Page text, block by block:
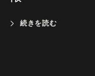
続きを読む